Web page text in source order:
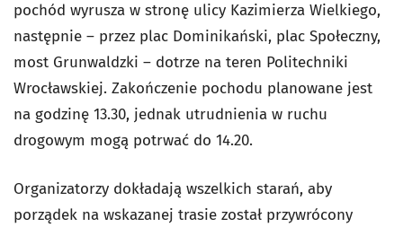
pochód wyrusza w stronę ulicy Kazimierza Wielkiego,
następnie – przez plac Dominikański, plac Społeczny,
most Grunwaldzki – dotrze na teren Politechniki
Wrocławskiej. Zakończenie pochodu planowane jest
na godzinę 13.30, jednak utrudnienia w ruchu
drogowym mogą potrwać do 14.20.
Organizatorzy dokładają wszelkich starań, aby
porządek na wskazanej trasie został przywrócony